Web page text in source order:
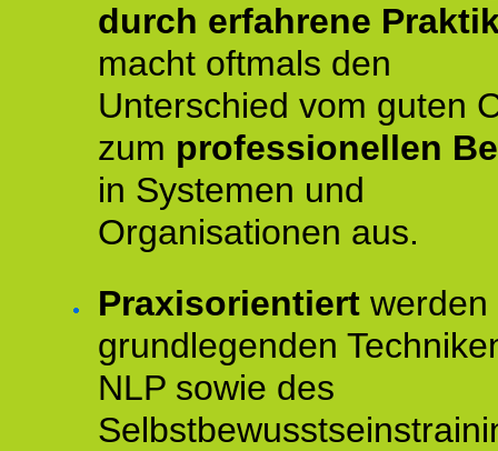
durch erfahrene
macht oftmals den
Unterschied vom guten
zum professionellen
in Systemen und
Organisationen aus.
Praxisorientiert werden
grundlegenden
NLP sowie des